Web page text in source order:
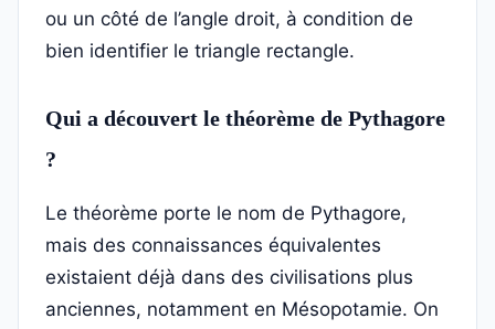
ou un côté de l’angle droit, à condition de
bien identifier le triangle rectangle.
Qui a découvert le théorème de Pythagore
?
Le théorème porte le nom de Pythagore,
mais des connaissances équivalentes
existaient déjà dans des civilisations plus
anciennes, notamment en Mésopotamie. On